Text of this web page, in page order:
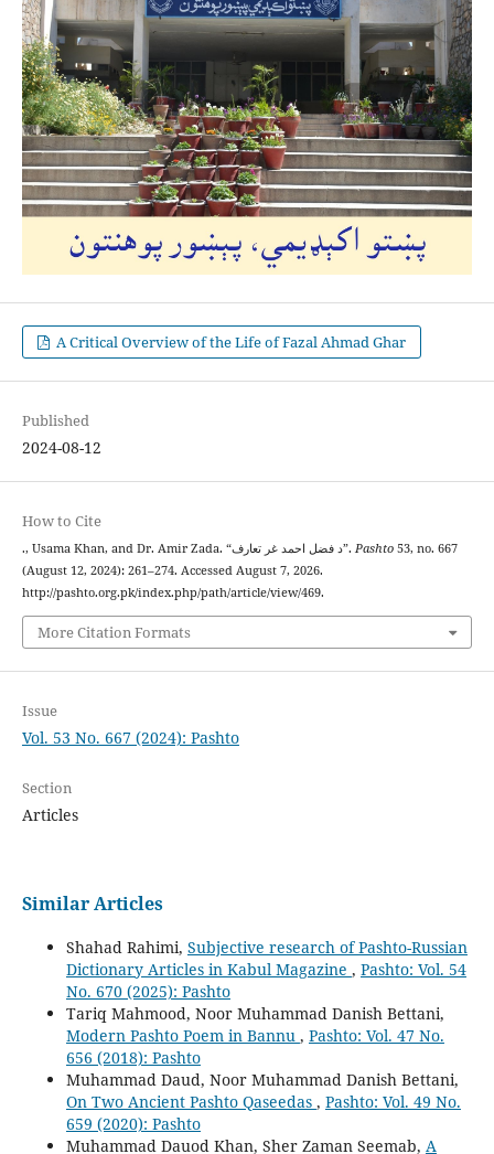
A Critical Overview of the Life of Fazal Ahmad Ghar
Published
2024-08-12
How to Cite
., Usama Khan, and Dr. Amir Zada. “د فضل احمد غر تعارف”. Pashto53, no. 667
(August 12, 2024): 261–274. Accessed August 7, 2026.
http://pashto.org.pk/index.php/path/article/view/469.
More Citation Formats
Issue
Vol. 53 No. 667 (2024): Pashto
Section
Articles
Similar Articles
Shahad Rahimi, Subjective research of Pashto-Russian
Dictionary Articles in Kabul Magazine , Pashto: Vol. 54
No. 670 (2025): Pashto
Tariq Mahmood, Noor Muhammad Danish Bettani,
Modern Pashto Poem in Bannu , Pashto: Vol. 47 No.
656 (2018): Pashto
Muhammad Daud, Noor Muhammad Danish Bettani,
On Two Ancient Pashto Qaseedas , Pashto: Vol. 49 No.
659 (2020): Pashto
Muhammad Dauod Khan, Sher Zaman Seemab, A